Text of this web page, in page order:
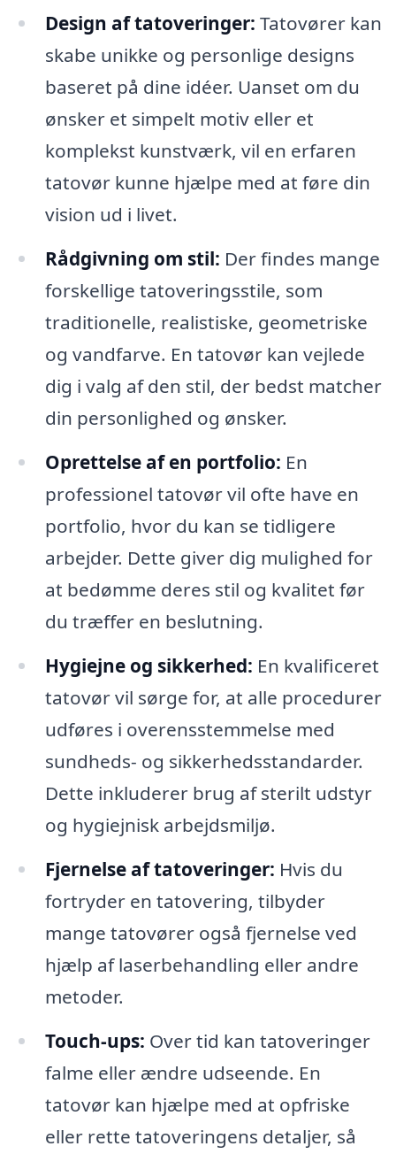
Design af tatoveringer: Tatovører kan
skabe unikke og personlige designs
baseret på dine idéer. Uanset om du
ønsker et simpelt motiv eller et
komplekst kunstværk, vil en erfaren
tatovør kunne hjælpe med at føre din
vision ud i livet.
Rådgivning om stil: Der findes mange
forskellige tatoveringsstile, som
traditionelle, realistiske, geometriske
og vandfarve. En tatovør kan vejlede
dig i valg af den stil, der bedst matcher
din personlighed og ønsker.
Oprettelse af en portfolio: En
professionel tatovør vil ofte have en
portfolio, hvor du kan se tidligere
arbejder. Dette giver dig mulighed for
at bedømme deres stil og kvalitet før
du træffer en beslutning.
Hygiejne og sikkerhed: En kvalificeret
tatovør vil sørge for, at alle procedurer
udføres i overensstemmelse med
sundheds- og sikkerhedsstandarder.
Dette inkluderer brug af sterilt udstyr
og hygiejnisk arbejdsmiljø.
Fjernelse af tatoveringer: Hvis du
fortryder en tatovering, tilbyder
mange tatovører også fjernelse ved
hjælp af laserbehandling eller andre
metoder.
Touch-ups: Over tid kan tatoveringer
falme eller ændre udseende. En
tatovør kan hjælpe med at opfriske
eller rette tatoveringens detaljer, så